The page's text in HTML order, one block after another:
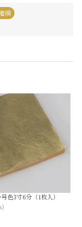
順
色3寸6分（1枚入）
)